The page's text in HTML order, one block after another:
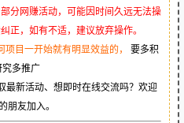
分网赚活动，可能因时间久远无法操
正，如有不适，建议放弃操作。
项目一开始就有明显效益的，
要多积
究多推广
最新活动、想即时在线交流吗？欢迎
朋友加入。